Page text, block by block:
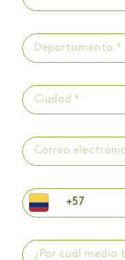
Departamento *
Ciudad *
¿Por cuál medio